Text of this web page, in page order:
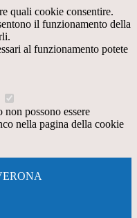
quali cookie consentire.
il funzionamento della
al funzionamento potete
possono essere
nella pagina della cookie